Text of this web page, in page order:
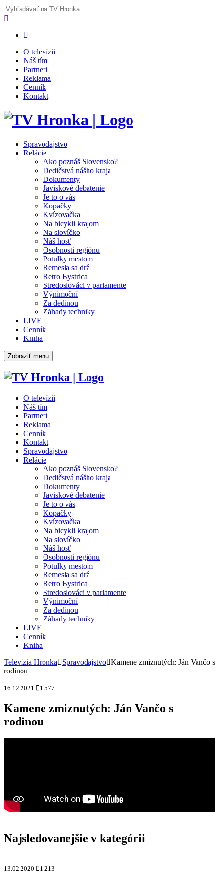
O televízii
Náš tím
Partneri
Reklama
Cenník
Kontakt
Spravodajstvo
Relácie
Ako poznáš Slovensko?
Dedičstvá nášho kraja
Dokumenty
Javiskové debatenie
Je to o vás
Kopačky
Kvízovačka
Na bicykli krajom
Na slovíčko
Náš hosť
Osobnosti regiónu
Potulky mestom
Remesla sa drž
Retro Bystrica
Stredoslováci v parlamente
Výnimoční
Za dedinou
Záhady techniky
LIVE
Cenník
Kniha
Zobraziť menu
O televízii
Náš tím
Partneri
Reklama
Cenník
Kontakt
Spravodajstvo
Relácie
Ako poznáš Slovensko?
Dedičstvá nášho kraja
Dokumenty
Javiskové debatenie
Je to o vás
Kopačky
Kvízovačka
Na bicykli krajom
Na slovíčko
Náš hosť
Osobnosti regiónu
Potulky mestom
Remesla sa drž
Retro Bystrica
Stredoslováci v parlamente
Výnimoční
Za dedinou
Záhady techniky
LIVE
Cenník
Kniha
Televízia Hronka
Spravodajstvo Kamene zmiznutých: Ján Vančo s
rodinou
16.12.2021 1 577
Kamene zmiznutých: Ján Vančo s
rodinou
Najsledovanejšie v kategórii
13.02.2020 1 213